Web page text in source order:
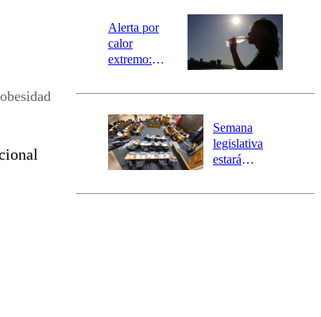
epicentro
Alerta por
calor
extremo:
activa Alerta
Preventiva en
tres comunas
Semana
legislativa
estará
el fin de la